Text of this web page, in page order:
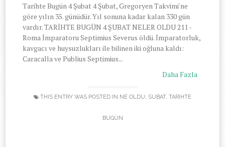
Tarihte Bugün 4 Şubat 4 Şubat, Gregoryen Takvimi'ne
göre yılın 35. günüdür. Yıl sonuna kadar kalan 330 gün
vardır. TARİHTE BUGÜN 4 ŞUBAT NELER OLDU 211 -
Roma İmparatoru Septimius Severus öldü. İmparatorluk,
kavgacı ve huysuzlukları ile bilinen iki oğluna kaldı:
Caracalla ve Publius Septimius...
Daha Fazla
THIS ENTRY WAS POSTED IN NE OLDU, SUBAT, TARIHTE
BUGÜN